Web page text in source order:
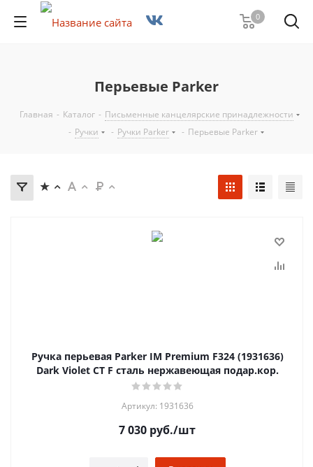
0
Перьевые Parker
Главная - Каталог - Письменные канцелярские принадлежности
- Ручки - Ручки Parker - Перьевые Parker
Ручка перьевая Parker IM Premium F324 (1931636)
Dark Violet CT F сталь нержавеющая подар.кор.
Артикул: 1931636
7 030 руб./шт